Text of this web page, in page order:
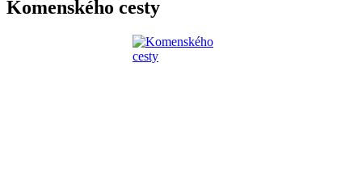
Komenského cesty